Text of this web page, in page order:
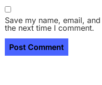
Save my name, email,
the next time I comment.